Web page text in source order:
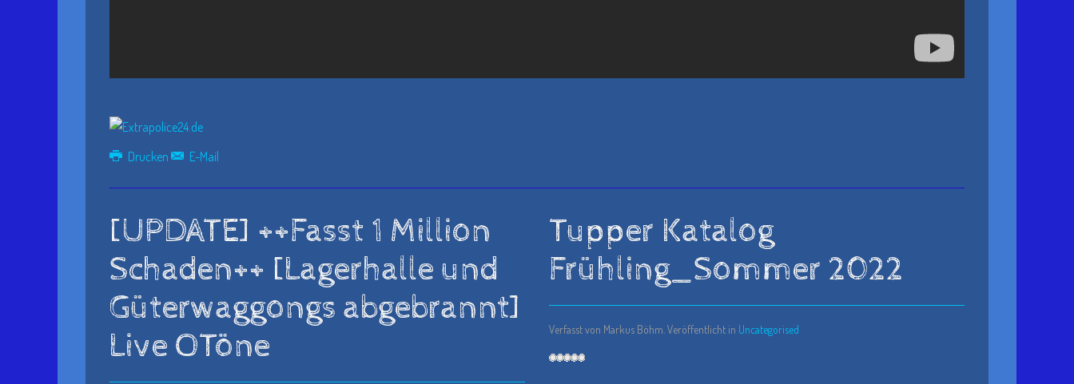
Drucken E-Mail
[UPDATE] ++Fasst 1 Million
Schaden++ [Lagerhalle und
Güterwaggongs abgebrannt]
Live OTöne
Tupper Katalog
Frühling_Sommer 2022
Verfasst von Markus Böhm. Veröffentlicht in Uncategorised